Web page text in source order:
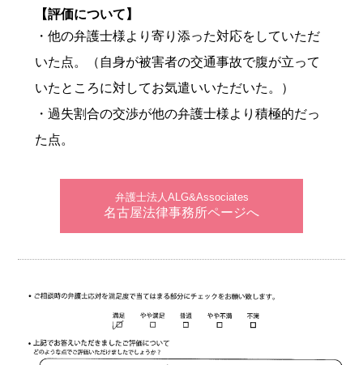
【評価について】
・他の弁護士様より寄り添った対応をしていただ
いた点。（自身が被害者の交通事故で腹が立って
いたところに対してお気遣いいただいた。）
・過失割合の交渉が他の弁護士様より積極的だっ
た点。
弁護士法人ALG&Associates
名古屋法律事務所ページへ